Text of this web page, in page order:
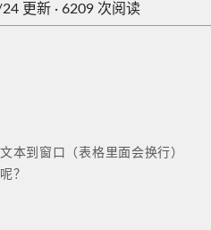
更新 · 6209 次阅读
本到窗口（表格里面会换行）
？